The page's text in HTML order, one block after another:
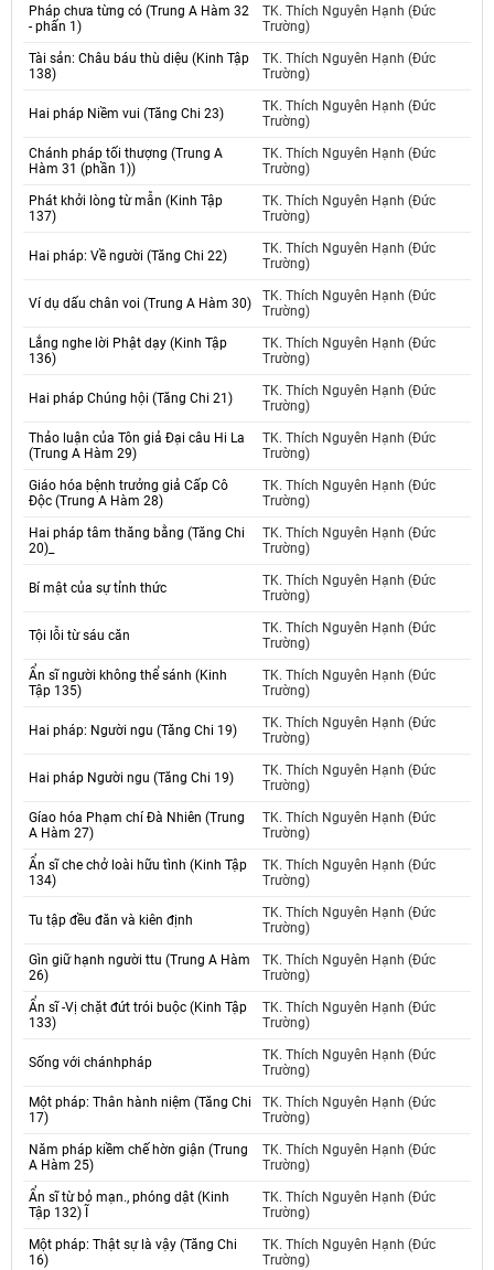
Pháp chưa từng có (Trung A Hàm 32
- phấn 1)
TK. Thích Nguyên Hạnh (Đức
Trường)
Tài sản: Châu báu thù diệu (Kinh Tập
138)
TK. Thích Nguyên Hạnh (Đức
Trường)
Hai pháp Niềm vui (Tăng Chi 23)
TK. Thích Nguyên Hạnh (Đức
Trường)
Chánh pháp tối thượng (Trung A
Hàm 31 (phần 1))
TK. Thích Nguyên Hạnh (Đức
Trường)
Phát khởi lòng từ mẫn (Kinh Tập
137)
TK. Thích Nguyên Hạnh (Đức
Trường)
Hai pháp: Về người (Tăng Chi 22)
TK. Thích Nguyên Hạnh (Đức
Trường)
Ví dụ dấu chân voi (Trung A Hàm 30)
TK. Thích Nguyên Hạnh (Đức
Trường)
Lắng nghe lời Phật dạy (Kinh Tập
136)
TK. Thích Nguyên Hạnh (Đức
Trường)
Hai pháp Chúng hội (Tăng Chi 21)
TK. Thích Nguyên Hạnh (Đức
Trường)
Thảo luận của Tôn giả Đại câu Hi La
(Trung A Hàm 29)
TK. Thích Nguyên Hạnh (Đức
Trường)
Giáo hóa bệnh trưởng giả Cấp Cô
Độc (Trung A Hàm 28)
TK. Thích Nguyên Hạnh (Đức
Trường)
Hai pháp tâm thăng bằng (Tăng Chi
20)_
TK. Thích Nguyên Hạnh (Đức
Trường)
Bí mật của sự tỉnh thức
TK. Thích Nguyên Hạnh (Đức
Trường)
Tội lỗi từ sáu căn
TK. Thích Nguyên Hạnh (Đức
Trường)
Ẩn sĩ người không thể sánh (Kinh
Tập 135)
TK. Thích Nguyên Hạnh (Đức
Trường)
Hai pháp: Người ngu (Tăng Chi 19)
TK. Thích Nguyên Hạnh (Đức
Trường)
Hai pháp Người ngu (Tăng Chi 19)
TK. Thích Nguyên Hạnh (Đức
Trường)
Gíao hóa Phạm chí Đà Nhiên (Trung
A Hàm 27)
TK. Thích Nguyên Hạnh (Đức
Trường)
Ẩn sĩ che chở loài hữu tình (Kinh Tập
134)
TK. Thích Nguyên Hạnh (Đức
Trường)
Tu tập đều đăn và kiên định
TK. Thích Nguyên Hạnh (Đức
Trường)
Gìn giữ hạnh người ttu (Trung A Hàm
26)
TK. Thích Nguyên Hạnh (Đức
Trường)
Ẩn sĩ -Vị chặt đứt trói buộc (Kinh Tập
133)
TK. Thích Nguyên Hạnh (Đức
Trường)
Sống với chánhpháp
TK. Thích Nguyên Hạnh (Đức
Trường)
Một pháp: Thân hành niệm (Tăng Chi
17)
TK. Thích Nguyên Hạnh (Đức
Trường)
Năm pháp kiềm chế hờn giận (Trung
A Hàm 25)
TK. Thích Nguyên Hạnh (Đức
Trường)
Ẩn sĩ từ bỏ mạn., phóng dật (Kinh
Tập 132) Ĩ
TK. Thích Nguyên Hạnh (Đức
Trường)
Một pháp: Thật sự là vậy (Tăng Chi
16)
TK. Thích Nguyên Hạnh (Đức
Trường)